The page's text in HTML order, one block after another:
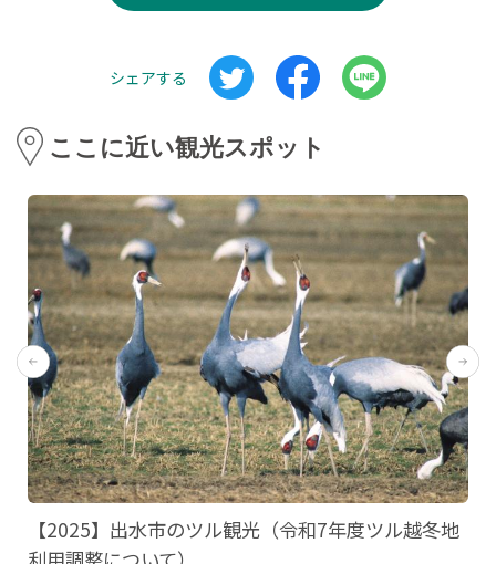
シェアする
ここに近い観光スポット
【2025】出水市のツル観光（令和7年度ツル越冬地